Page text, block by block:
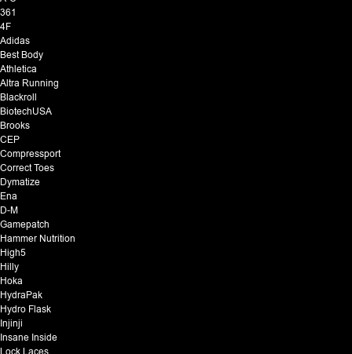
361
4F
Adidas
Best Body
Athletica
Altra Running
Blackroll
BiotechUSA
Brooks
CEP
Compressport
Correct Toes
Dymatize
Ena
D-M
Gamepatch
Hammer Nutrition
High5
Hilly
Hoka
HydraPak
Hydro Flask
Injinji
Insane Inside